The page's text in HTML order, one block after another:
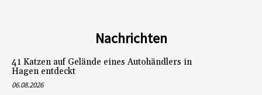
Nachrichten
41 Katzen auf Gelände eines Autohändlers in
Hagen entdeckt
06.08.2026